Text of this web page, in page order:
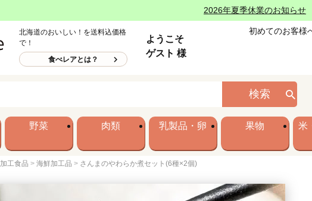
2026年夏季休業のお知らせ
北海道のおいしい！を送料込価格
で！
食べレアとは？
ようこそ
ゲスト 様
初めてのお客様
検索
野菜 肉類 乳製品・卵 果物 米
加工食品 海鮮加工品 さんまのやわらか煮セット(6種×2個)